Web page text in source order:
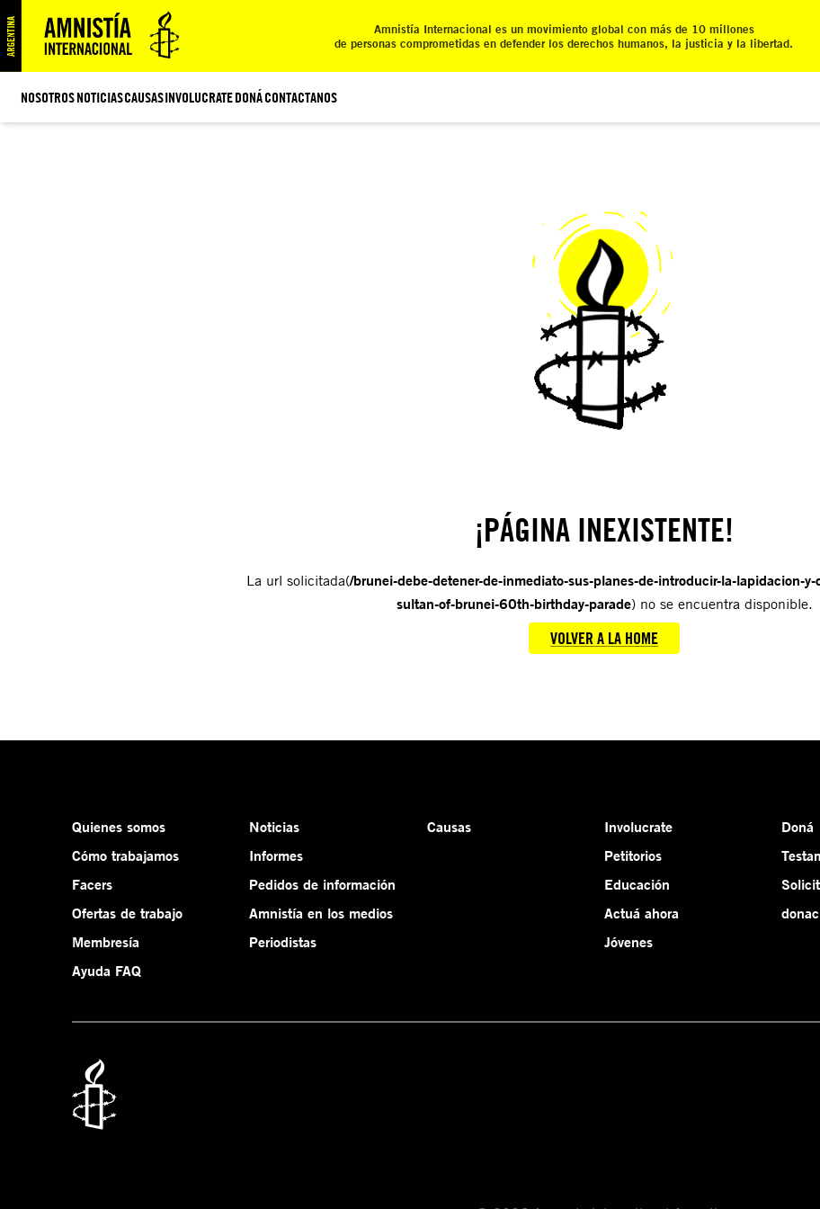
Amnistía Internacional es un movimiento global con más de 10 millones
de personas comprometidas en defender los derechos humanos, la justicia y la libertad.
NOSOTROSNOTICIASCAUSASINVOLUCRATEDONÁCONTACTANOS
¡PÁGINA INEXISTENTE!
La url solicitada(/brunei-debe-detener-de-inmediato-sus-planes-de-introducir-la-lapidacion-y-
sultan-of-brunei-60th-birthday-parade) no se encuentra disponible.
VOLVER A LA HOME
Quienes somos
Cómo trabajamos
Facers
Ofertas de trabajo
Membresía
Ayuda FAQ
Noticias
Informes
Pedidos de información
Amnistía en los medios
Periodistas
Causas
Involucrate
Petitorios
Educación
Actuá ahora
Jóvenes
Doná